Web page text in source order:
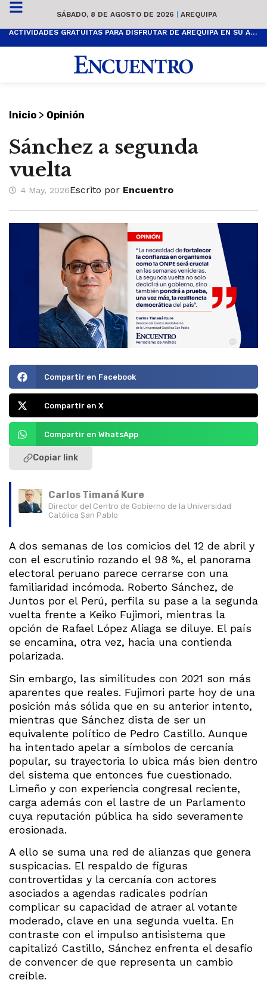
SÁBADO, 8 DE AGOSTO DE 2026 | AREQUIPA
ACTIVIDADES GRATUITAS PARA DISFRUTAR DE AREQUIPA EN SU ANIVERSARIO
Inicio > Opinión
Sánchez a segunda
vuelta
4 May, 2026Escrito por Encuentro
Compartir en Facebook
Compartir en X
Compartir en WhatsApp
Copiar link
Carlos Timaná Kure
Director del Centro de Gobierno de la Universidad
Católica San Pablo
A dos semanas de los comicios del 12 de abril y
con el escrutinio rozando el 98 %, el panorama
electoral peruano parece cerrarse con una
familiaridad incómoda. Roberto Sánchez, de
Juntos por el Perú, perfila su pase a la segunda
vuelta frente a Keiko Fujimori, mientras la
opción de Rafael López Aliaga se diluye. El país
se encamina, otra vez, hacia una contienda
polarizada.
Sin embargo, las similitudes con 2021 son más
aparentes que reales. Fujimori parte hoy de una
posición más sólida que en su anterior intento,
mientras que Sánchez dista de ser un
equivalente político de Pedro Castillo. Aunque
ha intentado apelar a símbolos de cercanía
popular, su trayectoria lo ubica más bien dentro
del sistema que entonces fue cuestionado.
Limeño y con experiencia congresal reciente,
carga además con el lastre de un Parlamento
cuya reputación pública ha sido severamente
erosionada.
A ello se suma una red de alianzas que genera
suspicacias. El respaldo de figuras
controvertidas y la cercanía con actores
asociados a agendas radicales podrían
complicar su capacidad de atraer al votante
moderado, clave en una segunda vuelta. En
contraste con el impulso antisistema que
capitalizó Castillo, Sánchez enfrenta el desafío
de convencer de que representa un cambio
creíble.